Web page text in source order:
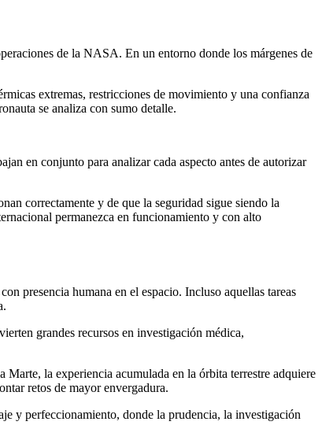
de la NASA. En un entorno donde los márgenes de
extremas, restricciones de movimiento y una confianza
se analiza con sumo detalle.
en conjunto para analizar cada aspecto antes de autorizar
correctamente y de que la seguridad sigue siendo la
permanezca en funcionamiento y con alto
presencia humana en el espacio. Incluso aquellas tareas
grandes recursos en investigación médica,
la experiencia acumulada en la órbita terrestre adquiere
retos de mayor envergadura.
y perfeccionamiento, donde la prudencia, la investigación